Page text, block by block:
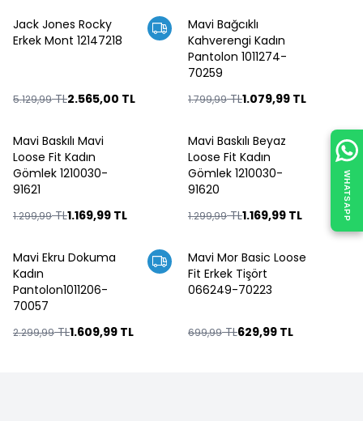
%50
Jack Jones Rocky
Erkek Mont 12147218
5.129,99TL2.565,00 TL
%40
Mavi Bağcıklı
Kahverengi Kadın
Pantolon 1011274-
70259
1.799,99TL1.079,99 TL
%10
Mavi Baskılı Mavi
Loose Fit Kadın
Gömlek 1210030-
91621
1.299,99TL1.169,99 TL
%10
Mavi Baskılı Beyaz
Loose Fit Kadın
Gömlek 1210030-
91620
1.299,99TL1.169,99 TL
%30
Mavi Ekru Dokuma
Kadın
Pantolon1011206-
70057
2.299,99TL1.609,99 TL
%10
Mavi Mor Basic Loose
Fit Erkek Tişört
066249-70223
699,99TL629,99 TL
WHATSAPP